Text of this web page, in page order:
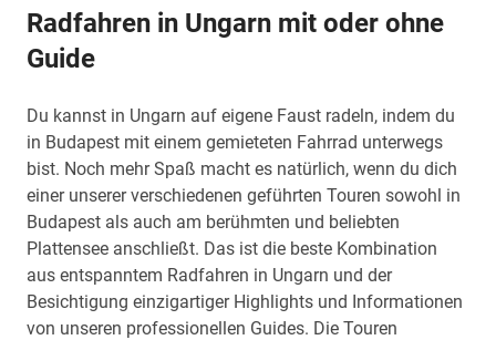
Radfahren in Ungarn mit oder ohne
Guide
Du kannst in Ungarn auf eigene Faust radeln, indem du
in Budapest mit einem gemieteten Fahrrad unterwegs
bist. Noch mehr Spaß macht es natürlich, wenn du dich
einer unserer verschiedenen geführten Touren sowohl in
Budapest als auch am berühmten und beliebten
Plattensee anschließt. Das ist die beste Kombination
aus entspanntem Radfahren in Ungarn und der
Besichtigung einzigartiger Highlights und Informationen
von unseren professionellen Guides. Die Touren